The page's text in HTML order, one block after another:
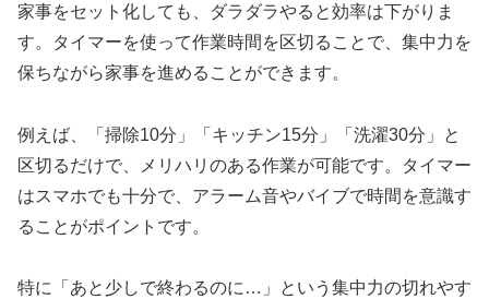
家事をセット化しても、ダラダラやると効率は下がりま
す。タイマーを使って作業時間を区切ることで、集中力を
保ちながら家事を進めることができます。
例えば、「掃除10分」「キッチン15分」「洗濯30分」と
区切るだけで、メリハリのある作業が可能です。タイマー
はスマホでも十分で、アラーム音やバイブで時間を意識す
ることがポイントです。
特に「あと少しで終わるのに…」という集中力の切れやす